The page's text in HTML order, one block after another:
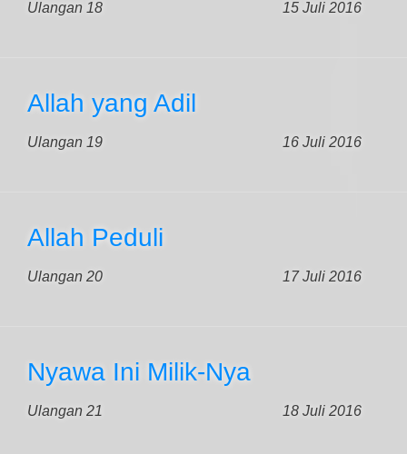
Ulangan 18 15 Juli 2016
Allah yang Adil
Ulangan 19 16 Juli 2016
Allah Peduli
Ulangan 20 17 Juli 2016
Nyawa Ini Milik-Nya
Ulangan 21 18 Juli 2016